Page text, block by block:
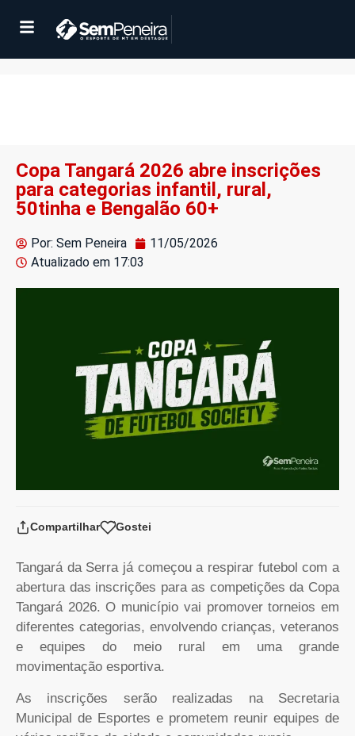
Copa Tangará 2026 abre inscrições
para categorias infantil, rural,
50tinha e Bengalão 60+
Por: Sem Peneira
11/05/2026
Atualizado em 17:03
Compartilhar Gostei
Tangará da Serra já começou a respirar futebol com a
abertura das inscrições para as competições da Copa
Tangará 2026. O município vai promover torneios em
diferentes categorias, envolvendo crianças, veteranos
e equipes do meio rural em uma grande
movimentação esportiva.
As inscrições serão realizadas na Secretaria
Municipal de Esportes e prometem reunir equipes de